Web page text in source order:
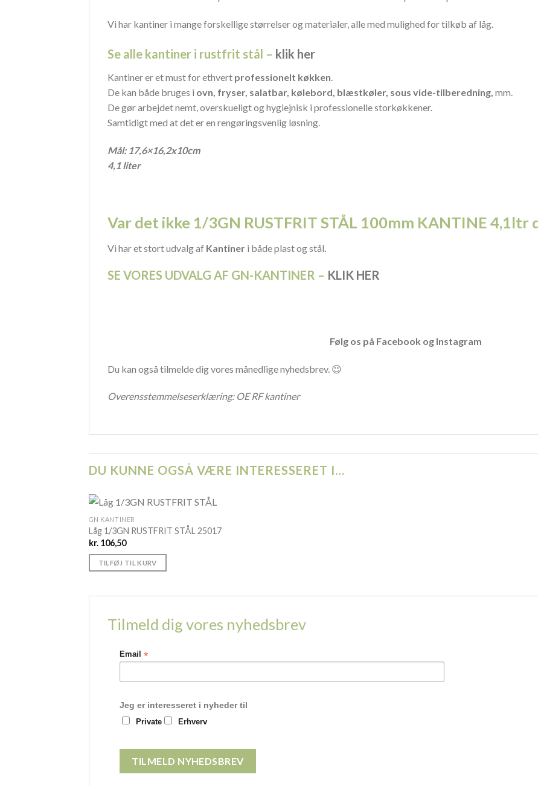
Vi har kantiner i mange forskellige størrelser og materialer, alle med mulighed for tilkøb af låg.
Se alle kantiner i rustfrit stål – klik her
Kantiner er et must for ethvert professionelt køkken.
De kan både bruges i ovn, fryser, salatbar, kølebord, blæstkøler, sous vide-tilberedning, mm.
De gør arbejdet nemt, overskueligt og hygiejnisk i professionelle storkøkkener.
Samtidigt med at det er en rengøringsvenlig løsning.
Mål: 17,6×16,2x10cm
4,1 liter
Var det ikke 1/3GN RUSTFRIT STÅL 100mm KANTINE
Vi har et stort udvalg af Kantiner i både plast og stål.
SE VORES UDVALG AF GN-KANTINER – KLIK HER
Følg os på Facebook og Instagram
Du kan også tilmelde dig vores månedlige nyhedsbrev. 😉
Overensstemmelseserklæring: OE RF kantiner
DU KUNNE OGSÅ VÆRE INTERESSERET I…
GN KANTINER
Låg 1/3GN RUSTFRIT STÅL 25017
kr.106,50
TILFØJ TIL KURV
Tilmeld dig vores nyhedsbrev
Email *
Jeg er interesseret i nyheder til
Private Erhverv